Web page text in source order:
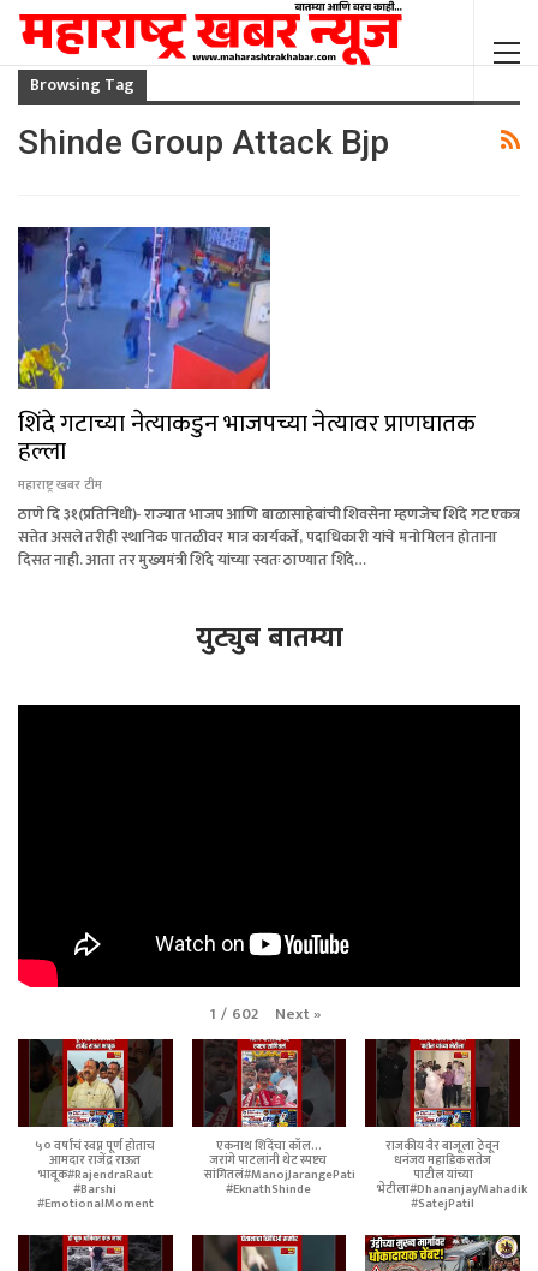
Browsing Tag
Shinde Group Attack Bjp
शिंदे गटाच्या नेत्याकडुन भाजपच्या नेत्यावर प्राणघातक
हल्ला
महाराष्ट्र खबर टीम
ठाणे दि ३१(प्रतिनिधी)- राज्यात भाजप आणि बाळासाहेबांची शिवसेना म्हणजेच शिंदे गट एकत्र
सत्तेत असले तरीही स्थानिक पातळीवर मात्र कार्यकर्ते, पदाधिकारी यांचे मनोमिलन होताना
दिसत नाही. आता तर मुख्यमंत्री शिंदे यांच्या स्वतः ठाण्यात शिंदे…
युट्युब बातम्या
1 / 602 Next»
५० वर्षांचं स्वप्न पूर्ण होताच
आमदार राजेंद्र राऊत
भावूक#RajendraRaut
#Barshi
#EmotionalMoment
एकनाथ शिंदेंचा कॉल...
जरांगे पाटलांनी थेट स्पष्टच
सांगितलं#ManojJarangePatil
#EknathShinde
राजकीय वैर बाजूला ठेवून
धनंजय महाडिक सतेज
पाटील यांच्या
भेटीला#DhananjayMahadik
#SatejPatil